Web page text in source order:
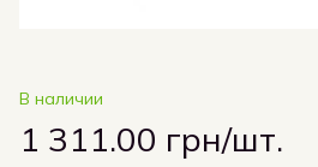
В наличии
1 311.00 грн/шт.